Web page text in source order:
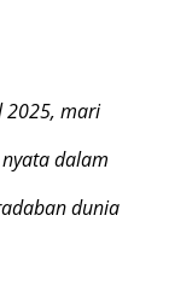
2025, mari
dalam
dunia